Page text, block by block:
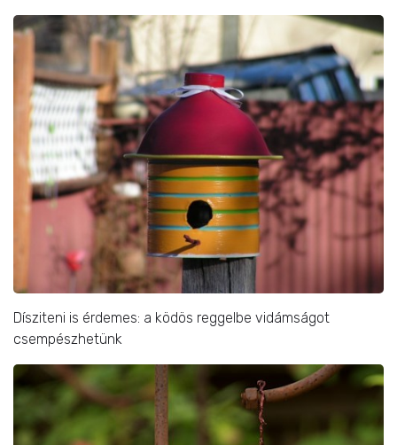
Dísziteni is érdemes: a ködös reggelbe vidámságot
csempészhetünk